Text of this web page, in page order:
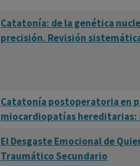
Catatonía: de la genética
precisión. Revisión
Catatonía postoperatoria en
miocardiopatías
El Desgaste Emocional de
Traumático Secundario